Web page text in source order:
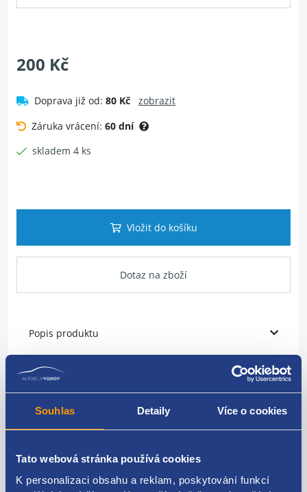
Souhlas Detaily Více o cookies
Tato webová stránka používá cookies
K personalizaci obsahu a reklam, poskytování funkcí
200 Kč
Doprava již od: 80 Kč
zobrazit
Záruka vrácení: 60 dní
skladem 4 ks
Vložit do košíku
Dotaz na zboží
Popis produktu
vodící lišta skla
umístění: zadní
VAG originál: 1K6839407A